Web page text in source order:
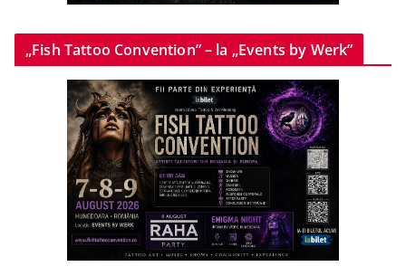
„Fish Tattoo Convention” – la „Events by Werk”